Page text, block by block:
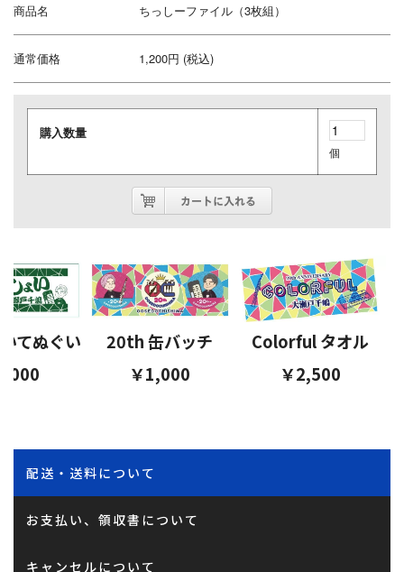
商品名 ちっしーファイル（3枚組）
通常価格 1,200円 (税込)
購入数量
個
てぬぐい
20th 缶バッチ
￥1,000
Colorful タオル
￥2,500
配送・送料について
お支払い、領収書について
キャンセルについて